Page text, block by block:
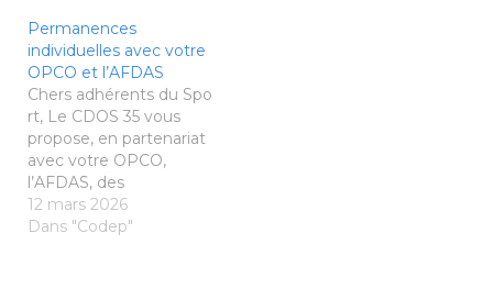
Départementale
des Sports de Rennes.
Corinne MALABEUF,
Conseillère Emploi
Formation Experte,
vous présentera les
dispositifs de formation,
l’offre de services de
l’AFDAS ainsi que les
modalités de
Permanences
individuelles avec votre
OPCO et l’AFDAS
Chers adhérents du Spo
rt, Le CDOS 35 vous
propose, en partenariat
avec votre OPCO,
l’AFDAS, des
permanences
individuelles organisées
12 mars 2026
Dans "Codep"